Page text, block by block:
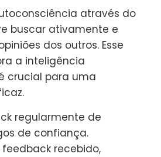
através do
buscar ativamente e
dos outros. Esse
a inteligência
crucial para uma
regularmente de
de confiança.
feedback recebido,